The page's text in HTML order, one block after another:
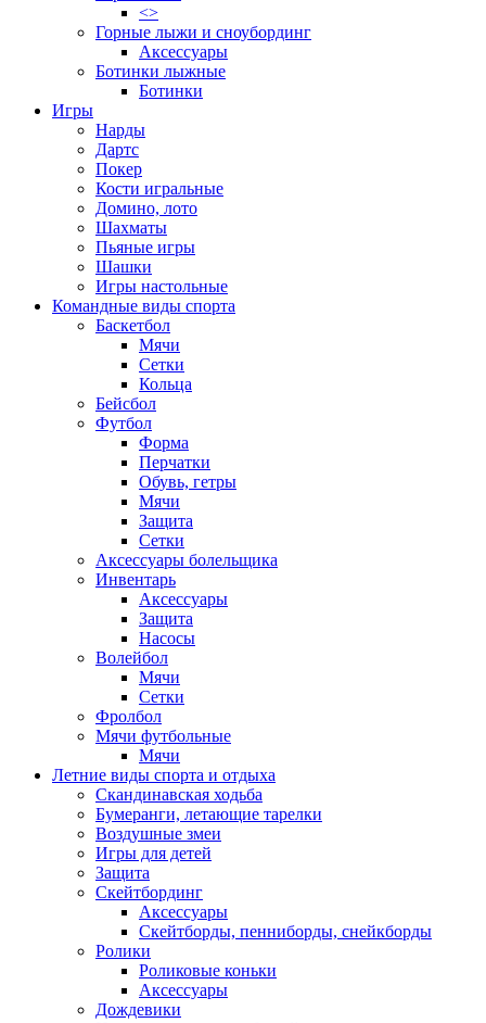
<>
Горные лыжи и сноубординг
Аксессуары
Ботинки лыжные
Ботинки
Игры
Нарды
Дартс
Покер
Кости игральные
Домино, лото
Шахматы
Пьяные игры
Шашки
Игры настольные
Командные виды спорта
Баскетбол
Мячи
Сетки
Кольца
Бейсбол
Футбол
Форма
Перчатки
Обувь, гетры
Мячи
Защита
Сетки
Аксессуары болельщика
Инвентарь
Аксессуары
Защита
Насосы
Волейбол
Мячи
Сетки
Фролбол
Мячи футбольные
Мячи
Летние виды спорта и отдыха
Скандинавская ходьба
Бумеранги, летающие тарелки
Воздушные змеи
Игры для детей
Защита
Скейтбординг
Аксессуары
Скейтборды, пенниборды, снейкборды
Ролики
Роликовые коньки
Аксессуары
Дождевики